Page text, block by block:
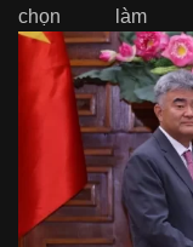
chọn làm